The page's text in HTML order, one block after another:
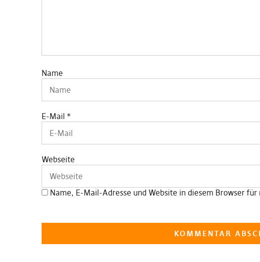
Name
E-Mail *
Webseite
Name, E-Mail-Adresse und Website in diesem Browser